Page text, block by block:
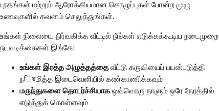
புரதங்கள் மற்றும் ஆரோக்கியமான கொழுப்புகள் போன்ற முழு
உணவுகளில் கவனம் செலுத்துங்கள்.
உங்கள் நிலையை நிர்வகிக்க வீட்டில் நீங்கள் எடுக்கக்கூடிய நடைமுறை
நடவடிக்கைகள் இங்கே:
உங்கள் இரத்த அழுத்தத்தை வீட்டு கருவியைப் பயன்படுத்தி
நিয়மித்த இடைவெளியில் கண்காணிக்கவும்
மருந்துகளை தொடர்ச்சியாக ஒவ்வொரு நாளும் ஒரே நேரத்தில்
எடுத்துக் கொள்ளவும்